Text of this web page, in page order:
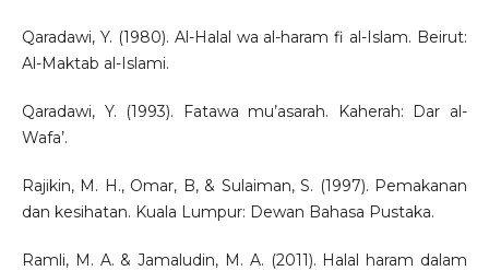
Qaradawi, Y. (1980). Al-Halal wa al-haram fi al-Islam. Beirut:
Al-Maktab al-Islami.
Qaradawi, Y. (1993). Fatawa mu’asarah. Kaherah: Dar al-
Wafa’.
Rajikin, M. H., Omar, B, & Sulaiman, S. (1997). Pemakanan
dan kesihatan. Kuala Lumpur: Dewan Bahasa Pustaka.
Ramli, M. A. & Jamaludin, M. A. (2011). Halal haram dalam